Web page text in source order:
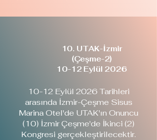
10. UTAK-İzmir
(Çeşme-2)
10-12 Eylül 2026
10-12 Eylül 2026 Tarihleri
arasında İzmir-Çeşme Sisus
Marina Otel'de UTAK'ın Onuncu
(10) İzmir Çeşme'de İkinci (2)
Kongresi gerçekleştirilecektir.